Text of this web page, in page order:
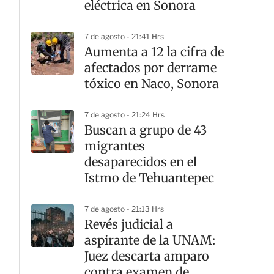
eléctrica en Sonora
7 de agosto - 21:41 Hrs
Aumenta a 12 la cifra de
afectados por derrame
tóxico en Naco, Sonora
7 de agosto - 21:24 Hrs
Buscan a grupo de 43
migrantes
desaparecidos en el
Istmo de Tehuantepec
7 de agosto - 21:13 Hrs
Revés judicial a
aspirante de la UNAM:
Juez descarta amparo